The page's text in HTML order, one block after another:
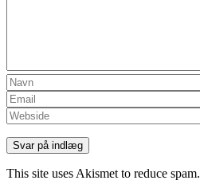
This site uses Akismet to reduce spam.